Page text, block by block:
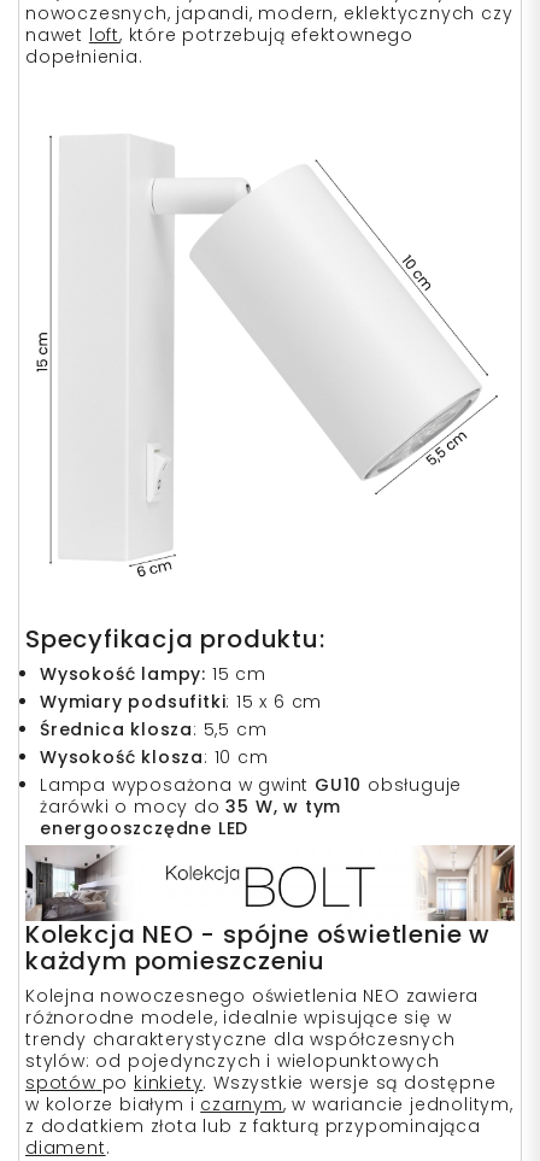
nowoczesnych, japandi, modern, eklektycznych czy
nawet loft, które potrzebują efektownego
dopełnienia.
Specyfikacja produktu:
Wysokość lampy: 15 cm
Wymiary podsufitki: 15 x 6 cm
Średnica klosza: 5,5 cm
Wysokość klosza: 10 cm
Lampa wyposażona w gwint GU10 obsługuje
żarówki o mocy do35 W, w tym
energooszczędne LED
Kolekcja NEO - spójne oświetlenie w
każdym pomieszczeniu
Kolejna nowoczesnego oświetlenia NEO zawiera
różnorodne modele, idealnie wpisujące się w
trendy charakterystyczne dla współczesnych
stylów: od pojedynczych i wielopunktowych
spotów po kinkiety. Wszystkie wersje są dostępne
w kolorze białym i czarnym, w wariancie jednolitym,
z dodatkiem złota lub z fakturą przypominająca
diament.